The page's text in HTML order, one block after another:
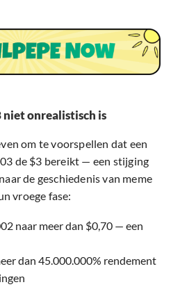
niet onrealistisch is
om te voorspellen dat een
de $3 bereikt — een stijging
de geschiedenis van meme
vroege fase:
naar meer dan $0,70 — een
dan 45.000.000% rendement